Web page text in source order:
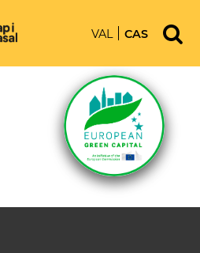
VAL CAS